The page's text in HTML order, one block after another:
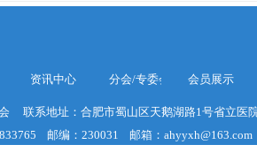
联系地址：合肥市蜀山区天鹅湖路1号省立医
邮编：230031
邮箱：ahyyxh@163.com
资讯中心 分会/专委会 会员展示